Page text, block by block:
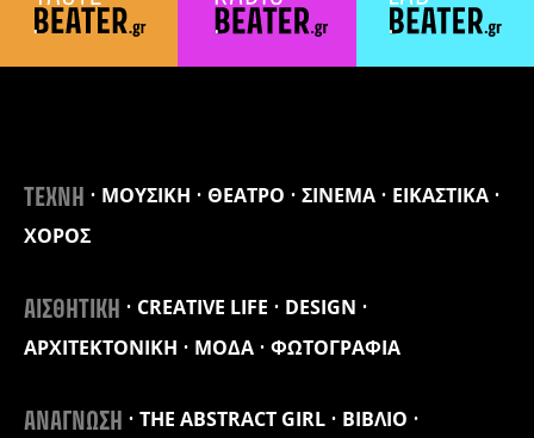
ΤΕΧΝΗ ΜΟΥΣΙΚΗ ΘΕΑΤΡΟ ΣΙΝΕΜΑ
ΕΙΚΑΣΤΙΚΑ
ΧΟΡΟΣ
ΑΙΣΘΗΤΙΚΗ CREATIVE LIFE
DESIGN
ΑΡΧΙΤΕΚΤΟΝΙΚΗ
ΜΟΔΑ ΦΩΤΟΓΡΑΦΙΑ
ΑΝΑΓΝΩΣΗ THE ABSTRACT GIRL
ΒΙΒΛΙΟ